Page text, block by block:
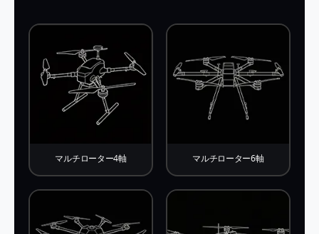
マルチローター4軸 マルチローター6軸